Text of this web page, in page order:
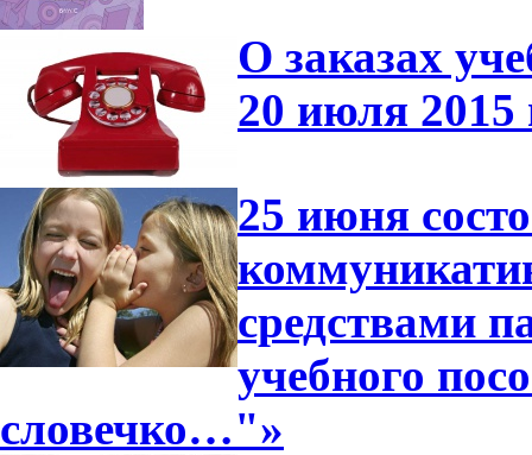
О заказах
20 июля 2015
25 июня
средствами
учебного
словечко…"»